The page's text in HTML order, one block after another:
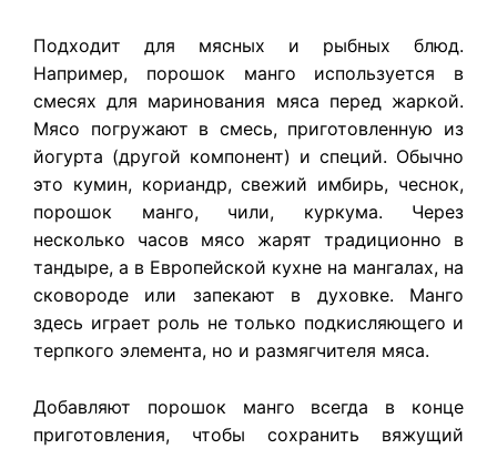
Подходит для мясных и рыбных блюд.
Например, порошок манго используется в
смесях для маринования мяса перед жаркой.
Мясо погружают в смесь, приготовленную из
йогурта (другой компонент) и специй. Обычно
это кумин, кориандр, свежий имбирь, чеснок,
порошок манго, чили, куркума. Через
несколько часов мясо жарят традиционно в
тандыре, а в Европейской кухне на мангалах, на
сковороде или запекают в духовке. Манго
здесь играет роль не только подкисляющего и
терпкого элемента, но и размягчителя мяса.
Добавляют порошок манго всегда в конце
приготовления, чтобы сохранить вяжущий